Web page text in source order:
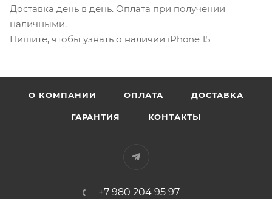
Доставка день в день. Оплата при получении
наличными.
Пишите, чтобы узнать о наличии iPhone 15
О КОМПАНИИ ОПЛАТА ДОСТАВКА
ГАРАНТИЯ КОНТАКТЫ
+7 980 204 95 97